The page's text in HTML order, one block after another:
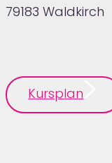
79183 Waldkirch
Kursplan